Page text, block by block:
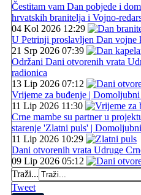
Čestitam vam Dan pobjede i
hrvatskih branitelja i Vojno-
04 Kol 2026 12:29
U Petrinji proslavljen Dan vojne
21 Srp 2026 07:39
Održani Dani otvorenih vrata
radionica
13 Lip 2026 07:12
Vrijeme za buđenje |
11 Lip 2026 11:30
Crne mambe su partner u
starenje 'Zlatni puls' |
11 Lip 2026 10:29
Dani otvorenih vrata Udruge
09 Lip 2026 05:12
Traži...
Tweet